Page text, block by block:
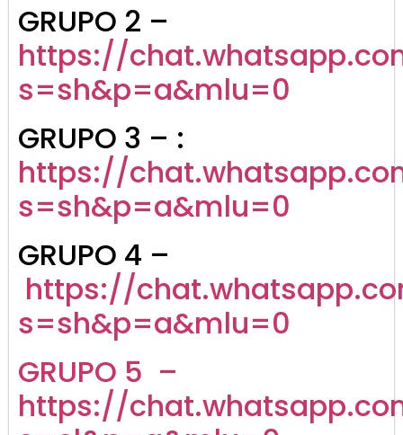
GRUPO 2 –
https://
s=sh&p=a&mlu=0
GRUPO 3 – :
https://
s=sh&p=a&mlu=0
GRUPO 4 –
https://
s=sh&p=a&mlu=0
GRUPO 5 –
https://